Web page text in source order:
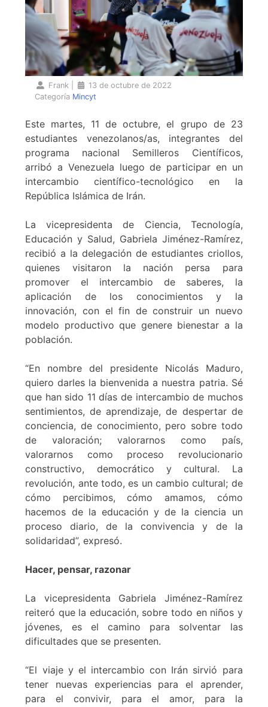
Frank
13 de octubre de 2022
Categoría Mincyt
Este martes, 11 de octubre, el grupo de 23
estudiantes venezolanos/as, integrantes del
programa nacional Semilleros Científicos,
arribó a Venezuela luego de participar en un
intercambio científico-tecnológico en la
República Islámica de Irán.
La vicepresidenta de Ciencia, Tecnología,
Educación y Salud, Gabriela Jiménez-Ramírez,
recibió a la delegación de estudiantes criollos,
quienes visitaron la nación persa para
promover el intercambio de saberes, la
aplicación de los conocimientos y la
innovación, con el fin de construir un nuevo
modelo productivo que genere bienestar a la
población.
“En nombre del presidente Nicolás Maduro,
quiero darles la bienvenida a nuestra patria. Sé
que han sido 11 días de intercambio de muchos
sentimientos, de aprendizaje, de despertar de
conciencia, de conocimiento, pero sobre todo
de valoración; valorarnos como país,
valorarnos como proceso revolucionario
constructivo, democrático y cultural. La
revolución, ante todo, es un cambio cultural; de
cómo percibimos, cómo amamos, cómo
hacemos de la educación y de la ciencia un
proceso diario, de la convivencia y de la
solidaridad”, expresó.
Hacer, pensar, razonar
La vicepresidenta Gabriela Jiménez-Ramírez
reiteró que la educación, sobre todo en niños y
jóvenes, es el camino para solventar las
dificultades que se presenten.
“El viaje y el intercambio con Irán sirvió para
tener nuevas experiencias para el aprender,
para el convivir, para el amor, para la